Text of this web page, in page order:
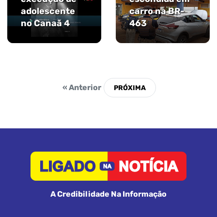
adolescente
no Canaã 4
carro na BR-
463
« Anterior
A Credibilidade Na Informação